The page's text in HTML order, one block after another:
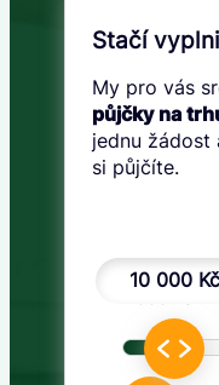
Stačí
My pro vás
půjčky na
jednu žádost
si půjčíte.
10 000 Kč